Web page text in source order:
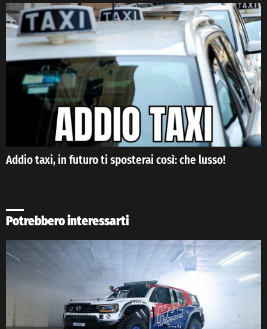
Addio taxi, in futuro ti sposterai così: che lusso!
Potrebbero interessarti